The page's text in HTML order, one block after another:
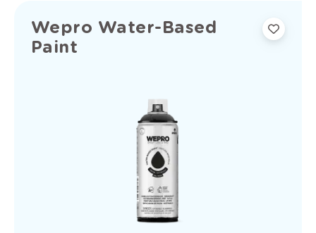
Wepro Water-Based
Paint